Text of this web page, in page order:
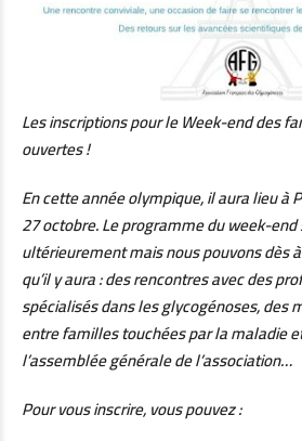
Les inscriptions pour le Week-end des
ouvertes !
En cette année olympique, il aura lieu à
27 octobre. Le programme du week-
ultérieurement mais nous pouvons dès
qu’il y aura : des rencontres avec des
spécialisés dans les glycogénoses, des
entre familles touchées par la maladie
l’assemblée générale de l’association…
Pour vous inscrire, vous pouvez :